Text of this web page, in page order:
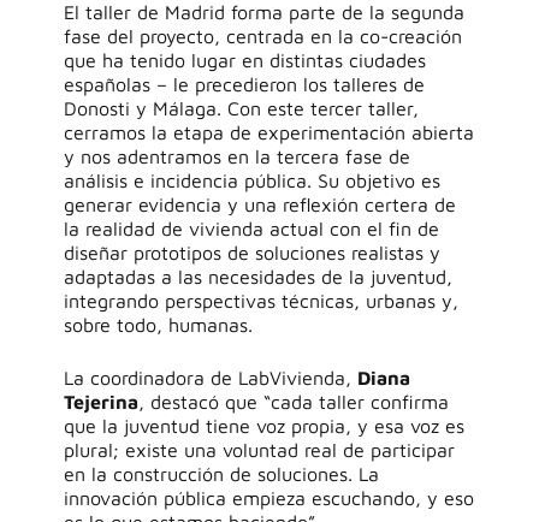
El taller de Madrid forma parte de la segunda
fase del proyecto, centrada en la co-creación
que ha tenido lugar en distintas ciudades
españolas– le precedieron los talleres de
Donosti y Málaga. Con este tercer taller,
cerramos la etapa de experimentación abierta
y nos adentramos en la tercera fase de
análisis e incidencia pública. Su objetivo es
generar evidencia y una reflexión certera de
la realidad de vivienda actual con el fin de
diseñar prototipos de soluciones realistas y
adaptadas a las necesidades de la juventud,
integrando perspectivas técnicas, urbanasy,
sobre todo, humanas.
La coordinadora de LabVivienda, Diana
Tejerina, destacó que “cada taller confirma
que la juventud tiene voz propia, y esa voz es
plural; existe una voluntad real de participar
en la construcción de soluciones. La
innovación pública empieza escuchando, y eso